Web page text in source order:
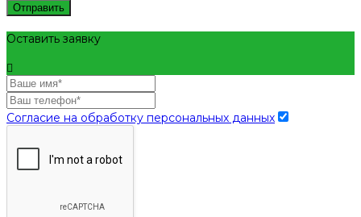
Отправить
Оставить заявку
Согласие на обработку персональных данных